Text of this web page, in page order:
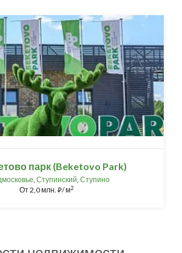
парк (Beketovo Park)
, Ступинский, Ступино
От2,0 млн. ⃏/ м2